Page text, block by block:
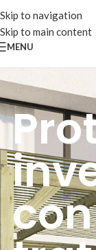
Skip to navigation
Skip to main content
MENU